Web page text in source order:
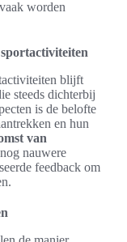
worden
blijft
steeds dichterbij
is de belofte
en hun
van
nauwere
feedback om